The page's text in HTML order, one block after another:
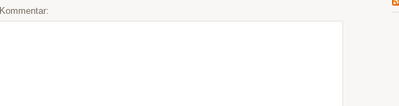
Kommentar: